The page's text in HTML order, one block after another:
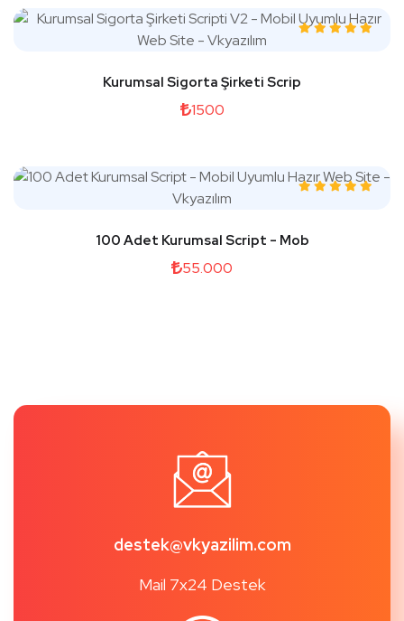
Kurumsal Sigorta Şirketi Scrip
1500
100 Adet Kurumsal Script - Mob
55.000
destek@vkyazilim.com
Mail 7x24 Destek